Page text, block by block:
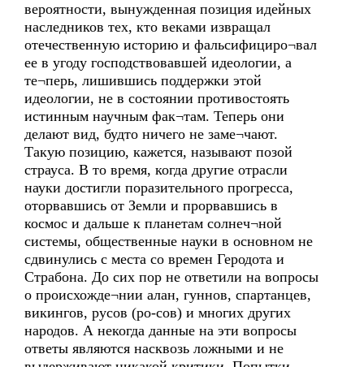
вероятности, вынужденная позиция идейных
наследников тех, кто веками извращал
отечественную историю и фальсифициро¬вал
ее в угоду господствовавшей идеологии, а
те¬перь, лишившись поддержки этой
идеологии, не в состоянии противостоять
истинным научным фак¬там. Теперь они
делают вид, будто ничего не заме¬чают.
Такую позицию, кажется, называют позой
страуса. В то время, когда другие отрасли
науки достигли поразительного прогресса,
оторвавшись от Земли и прорвавшись в
космос и дальше к планетам солнеч¬ной
системы, общественные науки в основном не
сдвинулись с места со времен Геродота и
Страбона. До сих пор не ответили на вопросы
о происхожде¬нии алан, гуннов, спартанцев,
викингов, русов (ро-сов) и многих других
народов. А некогда данные на эти вопросы
ответы являются насквозь ложными и не